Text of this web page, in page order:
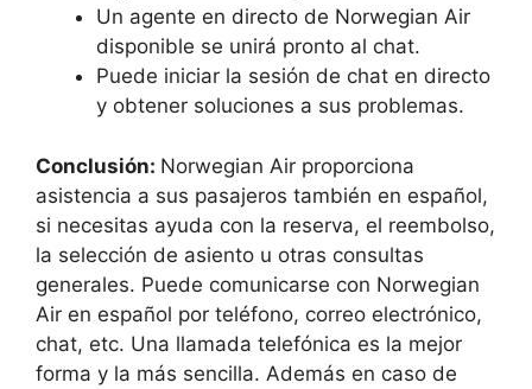
Un agente en directo de Norwegian Air
disponible se unirá pronto al chat.
Puede iniciar la sesión de chat en directo
y obtener soluciones a sus problemas.
Conclusión: Norwegian Air proporciona
asistencia a sus pasajeros también en español,
si necesitas ayuda con la reserva, el reembolso,
la selección de asiento u otras consultas
generales. Puede comunicarse con Norwegian
Air en español por teléfono, correo electrónico,
chat, etc. Una llamada telefónica es la mejor
forma y la más sencilla. Además en caso de